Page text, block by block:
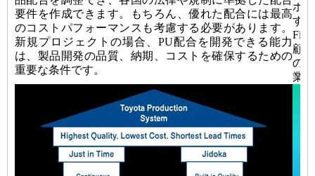
要件を作成できます。もちろん、優れた配合には最高
のコストパフォーマンスも考慮する必要があります。
新規プロジェクトの場合、PU配合を開発できる能力
は、製品開発の品質、納期、コストを確保するための
重要な条件です。
ホ
す。
顧
の
業